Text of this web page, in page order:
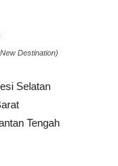
Destination)
Selatan
Tengah